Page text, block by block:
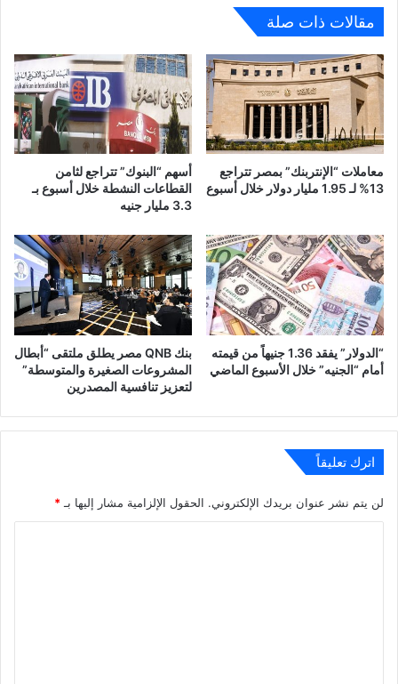
مقالات ذات صلة
معاملات “الإنتربنك” بمصر تتراجع
13% لـ 1.95 مليار دولار خلال أسبوع
أسهم “البنوك” تتراجع لثامن
القطاعات النشطة خلال أسبوع بـ
3.3 مليار جنيه
“الدولار” يفقد 1.36 جنيهاً من قيمته
أمام “الجنيه” خلال الأسبوع الماضي
بنك QNB مصر يطلق ملتقى “أبطال
المشروعات الصغيرة والمتوسطة”
لتعزيز تنافسية المصدرين
اترك تعليقاً
لن يتم نشر عنوان بريدك الإلكتروني. الحقول الإلزامية مشار إليها بـ*